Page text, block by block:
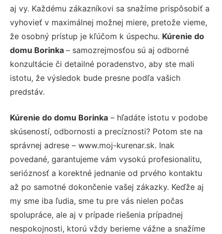
aj vy. Každému zákazníkovi sa snažíme prispôsobiť a
vyhovieť v maximálnej možnej miere, pretože vieme,
že osobný prístup je kľúčom k úspechu. Kúrenie do
domu Borinka – samozrejmosťou sú aj odborné
konzultácie či detailné poradenstvo, aby ste mali
istotu, že výsledok bude presne podľa vašich
predstáv.
Kúrenie do domu Borinka – hľadáte istotu v podobe
skúseností, odbornosti a precíznosti? Potom ste na
správnej adrese – www.moj-kurenar.sk. Inak
povedané, garantujeme vám vysokú profesionalitu,
serióznosť a korektné jednanie od prvého kontaktu
až po samotné dokončenie vašej zákazky. Keďže aj
my sme iba ľudia, sme tu pre vás nielen počas
spolupráce, ale aj v prípade riešenia prípadnej
nespokojnosti, ktorú vždy berieme vážne a snažíme